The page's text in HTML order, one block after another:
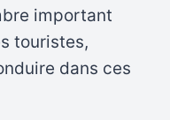
important
touristes,
dans ces